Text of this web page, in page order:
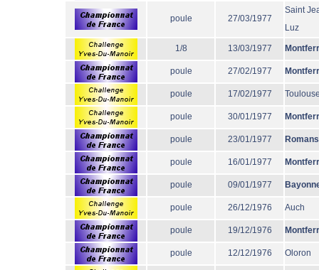
poule 27/03/1977
Saint
Luz
1/8 13/03/1977
poule 27/02/1977
poule 17/02/1977
poule 30/01/1977
poule 23/01/1977 Romans
poule 16/01/1977
poule 09/01/1977
poule 26/12/1976 Auch
poule 19/12/1976
poule 12/12/1976 Oloron